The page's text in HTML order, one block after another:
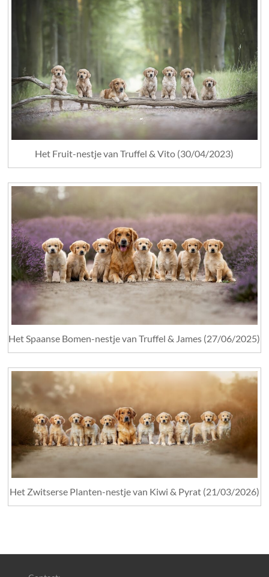
Het Fruit-nestje van Truffel & Vito (30/04/2023)
Het Spaanse Bomen-nestje van Truffel & James (27/06/2025)
Het Zwitserse Planten-nestje van Kiwi & Pyrat (21/03/2026)